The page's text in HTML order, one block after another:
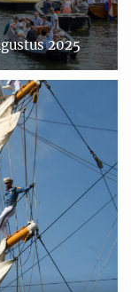
2025